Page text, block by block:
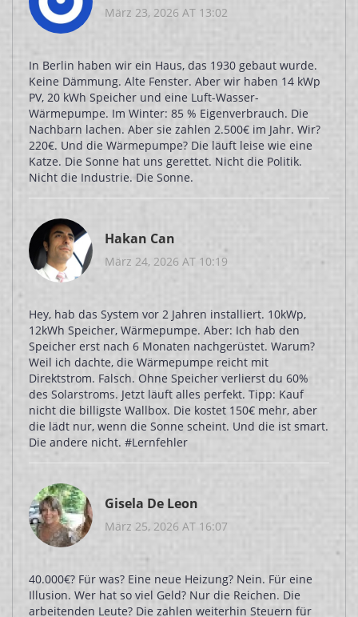
März 23, 2026 AT 13:02
In Berlin haben wir ein Haus, das 1930 gebaut wurde.
Keine Dämmung. Alte Fenster. Aber wir haben 14 kWp
PV, 20 kWh Speicher und eine Luft-Wasser-
Wärmepumpe. Im Winter: 85 % Eigenverbrauch. Die
Nachbarn lachen. Aber sie zahlen 2.500€ im Jahr. Wir?
220€. Und die Wärmepumpe? Die läuft leise wie eine
Katze. Die Sonne hat uns gerettet. Nicht die Politik.
Nicht die Industrie. Die Sonne.
Hakan Can
März 24, 2026 AT 10:19
Hey, hab das System vor 2 Jahren installiert. 10kWp,
12kWh Speicher, Wärmepumpe. Aber: Ich hab den
Speicher erst nach 6 Monaten nachgerüstet. Warum?
Weil ich dachte, die Wärmepumpe reicht mit
Direktstrom. Falsch. Ohne Speicher verlierst du 60%
des Solarstroms. Jetzt läuft alles perfekt. Tipp: Kauf
nicht die billigste Wallbox. Die kostet 150€ mehr, aber
die lädt nur, wenn die Sonne scheint. Und die ist smart.
Die andere nicht. #Lernfehler
Gisela De Leon
März 25, 2026 AT 16:07
40.000€? Für was? Eine neue Heizung? Nein. Für eine
Illusion. Wer hat so viel Geld? Nur die Reichen. Die
arbeitenden Leute? Die zahlen weiterhin Steuern für